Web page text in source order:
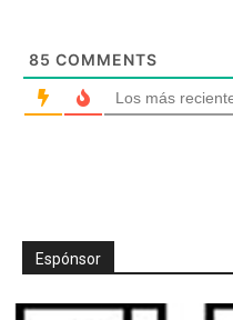
85 COMMENTS
Los más
Espónsor